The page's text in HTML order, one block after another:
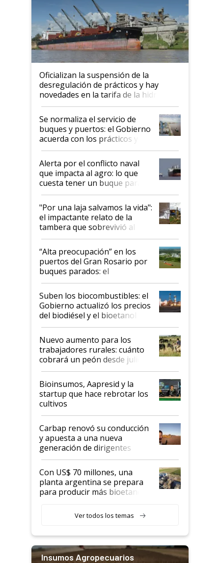
Oficializan la suspensión de la
desregulación de prácticos y hay
novedades en la tarifa de la hidrovía
Se normaliza el servicio de
buques y puertos: el Gobierno
acuerda con los prácticos y
suspende el decreto de
desregulación
Alerta por el conflicto naval
que impacta al agro: lo que
cuesta tener un buque parado
y el peligro de que Argentina
pase a ser "país sucio"
"Por una laja salvamos la vida":
el impactante relato de la
tambera que sobrevivió al
tornado
“Alta preocupación” en los
puertos del Gran Rosario por
buques parados: el
funcionamiento de las
exportadoras en tensión tras
la medida de fuerza de los
prácticos
Suben los biocombustibles: el
Gobierno actualizó los precios
del biodiésel y el bioetanol
Nuevo aumento para los
trabajadores rurales: cuánto
cobrará un peón desde julio
Bioinsumos, Aapresid y la
startup que hace rebrotar los
cultivos
Carbap renovó su conducción
y apuesta a una nueva
generación de dirigentes
rurales
Con US$ 70 millones, una
planta argentina se prepara
para producir más bioetanol
Ver todos los temas
Insumos Agropecuarios